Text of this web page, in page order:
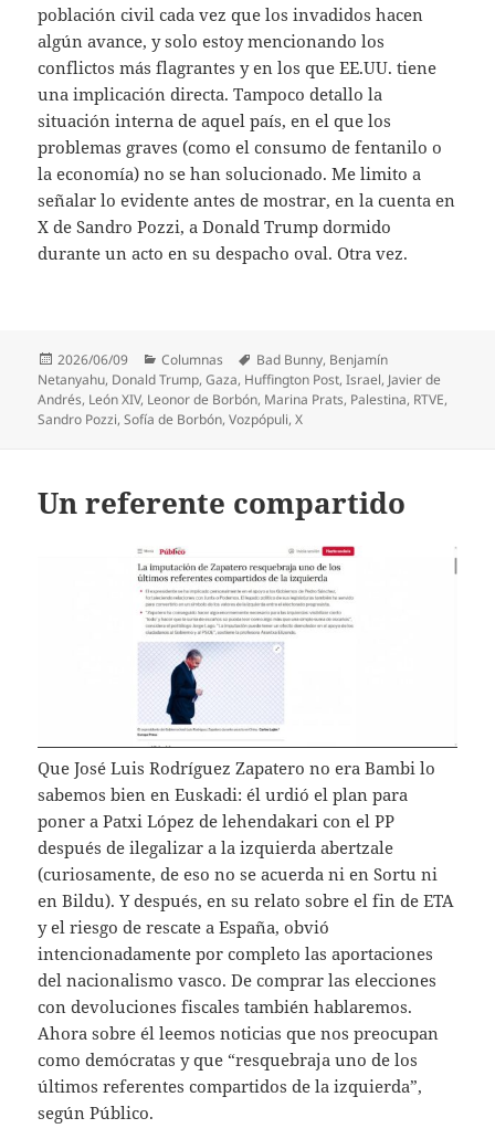
población civil cada vez que los invadidos hacen
algún avance, y solo estoy mencionando los
conflictos más flagrantes y en los que EE.UU. tiene
una implicación directa. Tampoco detallo la
situación interna de aquel país, en el que los
problemas graves (como el consumo de fentanilo o
la economía) no se han solucionado. Me limito a
señalar lo evidente antes de mostrar, en la cuenta en
X de Sandro Pozzi, a Donald Trump dormido
durante un acto en su despacho oval. Otra vez.
Publicado
el
2026/06/09 Categorías
Columnas Etiquetas
Bad Bunny, Benjamín
Netanyahu, Donald Trump,Gaza, Huffington Post,Israel, Javier de
Andrés, León XIV, Leonor de Borbón, Marina Prats, Palestina, RTVE,
Sandro Pozzi,Sofía de Borbón,Vozpópuli,X
Un referente compartido
Que José Luis Rodríguez Zapatero no era Bambi lo
sabemos bien en Euskadi: él urdió el plan para
poner a Patxi López de lehendakari con el PP
después de ilegalizar a la izquierda abertzale
(curiosamente, de eso no se acuerda ni en Sortu ni
en Bildu). Y después, en su relato sobre el fin de ETA
y el riesgo de rescate a España, obvió
intencionadamente por completo las aportaciones
del nacionalismo vasco. De comprar las elecciones
con devoluciones fiscales también hablaremos.
Ahora sobre él leemos noticias que nos preocupan
como demócratas y que “resquebraja uno de los
últimos referentes compartidos de la izquierda”,
según Público.